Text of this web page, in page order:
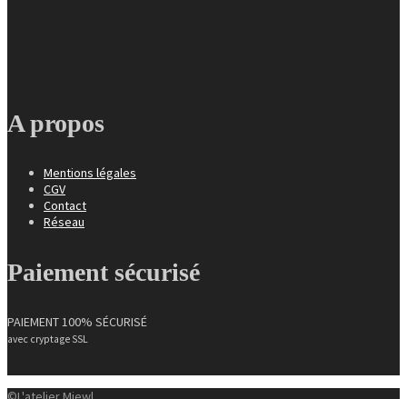
A propos
Mentions légales
CGV
Contact
Réseau
Paiement sécurisé
PAIEMENT 100% SÉCURISÉ
avec cryptage SSL